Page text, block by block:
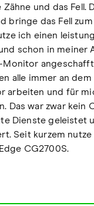
und das Fell.
bringe das Fell zum
ich einen
schon in meiner
Monitor
alle immer an dem
arbeiten und für
Das war zwar kein
Dienste geleistet
Seit kurzem nutze
CG2700S.